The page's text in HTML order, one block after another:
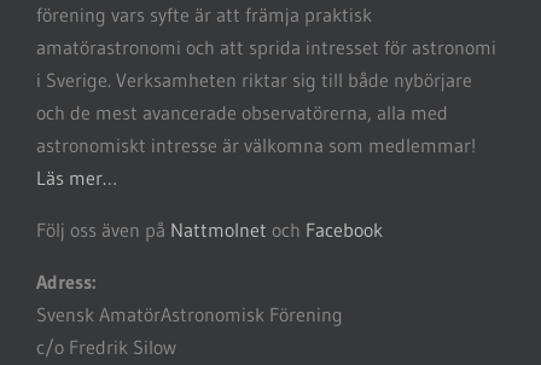
förening vars syfte är att främja praktisk
amatörastronomi och att sprida intresset för astronomi
i Sverige. Verksamheten riktar sig till både nybörjare
och de mest avancerade observatörerna, alla med
astronomiskt intresse är välkomna som medlemmar!
Läs mer…
Följ oss även på Nattmolnet och Facebook
Adress:
Svensk AmatörAstronomisk Förening
c/o Fredrik Silow